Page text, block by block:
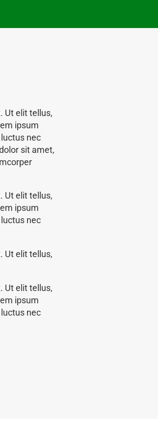
Ut elit tellus,
ipsum
nec
sit amet,
Ut elit tellus,
ipsum
nec
Ut elit tellus,
Ut elit tellus,
ipsum
nec